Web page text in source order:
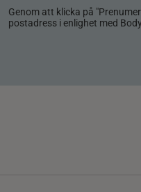
Genom att klicka på
postadress i enlighet med